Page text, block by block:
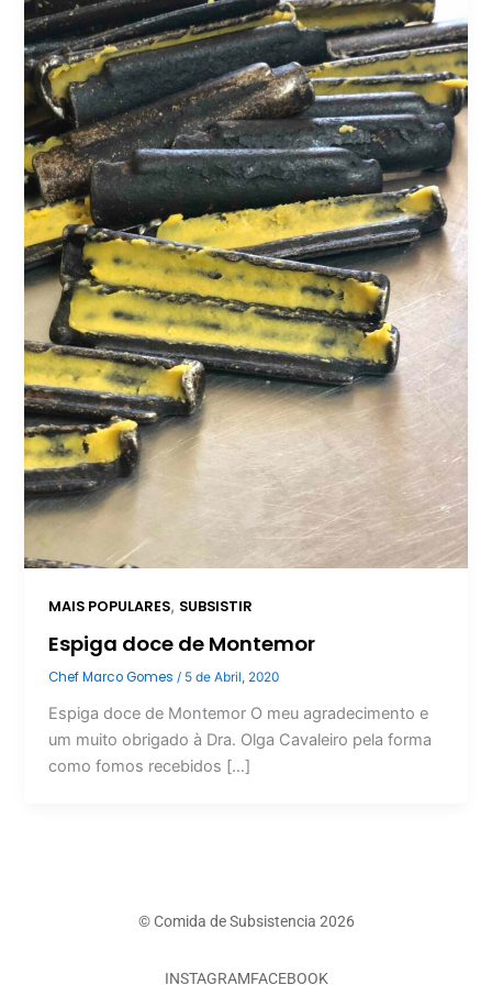
MAIS POPULARES, SUBSISTIR
Espiga doce de Montemor
Chef Marco Gomes/ 5 de Abril, 2020
Espiga doce de Montemor O meu agradecimento e
um muito obrigado à Dra. Olga Cavaleiro pela forma
como fomos recebidos […]
© Comida de Subsistencia 2026
INSTAGRAMFACEBOOK